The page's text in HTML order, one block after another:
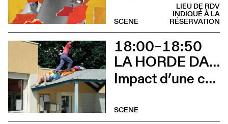
LIEU DE RDV
INDIQUÉ À LA
RÉSERVATION
SCENE
18:00–18:50
LA HORDE DANS LES PAVÉS
Impact d’une course x Stadium
SCENE